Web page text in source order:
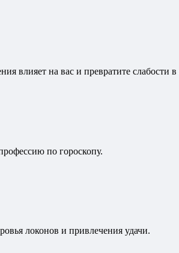
влияет на вас и превратите слабости в
по гороскопу.
локонов и привлечения удачи.